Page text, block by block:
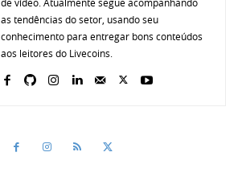
as tendências do setor, usando seu
conhecimento para entregar bons conteúdos
aos leitores do Livecoins.